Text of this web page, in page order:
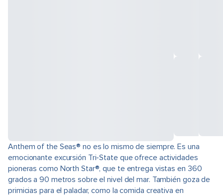
Anthem of the Seas® no es lo mismo de siempre. Es una
emocionante excursión Tri-State que ofrece actividades
pioneras como North Star®, que te entrega vistas en 360
grados a 90 metros sobre el nivel del mar. También goza de
primicias para el paladar, como la comida creativa en